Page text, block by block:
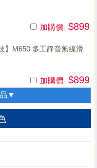
加購價 $899
】M650 多工靜音無線滑
加購價 $899
▼